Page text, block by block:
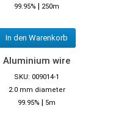
99.95% | 250m
In den Warenkorb
Aluminium wire
SKU: 009014-1
2.0 mm diameter
99.95% | 5m